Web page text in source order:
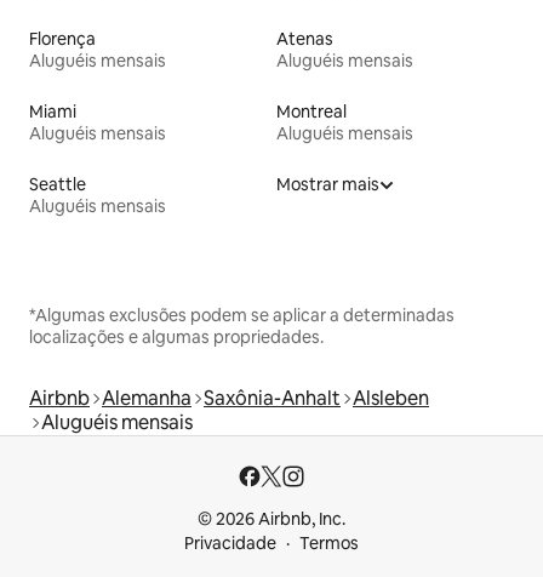
Florença
Aluguéis mensais
Atenas
Aluguéis mensais
Miami
Aluguéis mensais
Montreal
Aluguéis mensais
Seattle
Aluguéis mensais
Mostrar mais
*Algumas exclusões podem se aplicar a determinadas
localizações e algumas propriedades.
Airbnb Alemanha Saxônia-Anhalt Alsleben
Aluguéis mensais
© 2026 Airbnb, Inc.
Privacidade
Termos